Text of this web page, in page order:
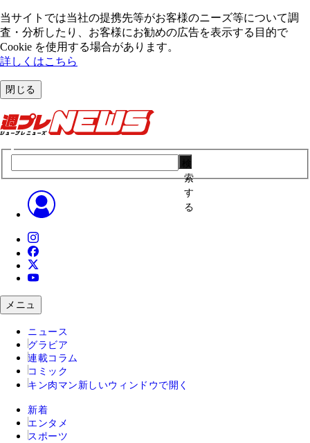
当サイトでは当社の提携先等がお客様のニーズ等について調
査・分析したり、お客様にお勧めの広告を表⽰する⽬的で
Cookie を使⽤する場合があります。
詳しくはこちら
閉じる
索
す
る
メニュ
ニュース
グラビア
連載コラム
コミック
キン肉マン 新しいウィンドウで開く
新着
エンタメ
スポーツ